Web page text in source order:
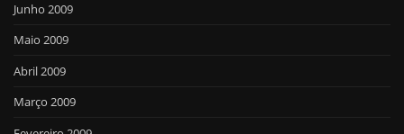
Junho 2009
Maio 2009
Abril 2009
Março 2009